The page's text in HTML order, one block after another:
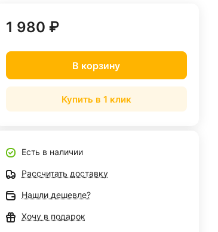
1 980 ₽
В корзину
Купить в 1 клик
Есть в наличии
Рассчитать доставку
Нашли дешевле?
Хочу в подарок